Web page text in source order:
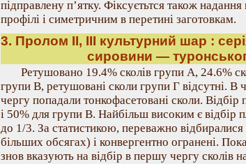
підправлену п’ятку. Фіксуєтьтся також
профілі і симетричним в перетині заготовкам.
3. Пролом II, III культурний шар :
сировини —
Ретушовано 19.4% сколів групи А, 24.6%
групи В, ретушовані сколи групи Г відсутні.
чергу попадали тонкофасетовані сколи. Відбір
і 50% для групи В. Найбільш високим є відбір
до 1/3. За статистикою, переважно відбиралися
більших обсягах) і конвергентно огранені.
знов вказують на відбір в першу чергу сколів